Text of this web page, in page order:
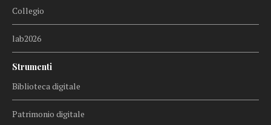
Collegio
lab2026
Strumenti
Biblioteca digitale
Patrimonio digitale